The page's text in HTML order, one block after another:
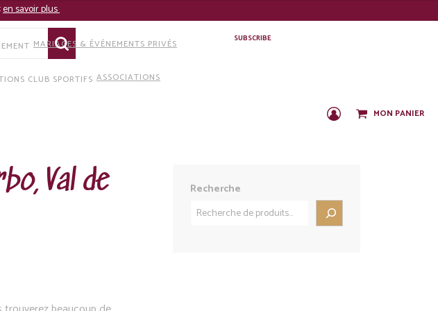
en savoir plus
MARIAGES & ÉVÉNEMENTS PRIVÉS
ASSOCIATIONS
O
I
MON PANIER
SUBSCRIBE
Val de
Recherche